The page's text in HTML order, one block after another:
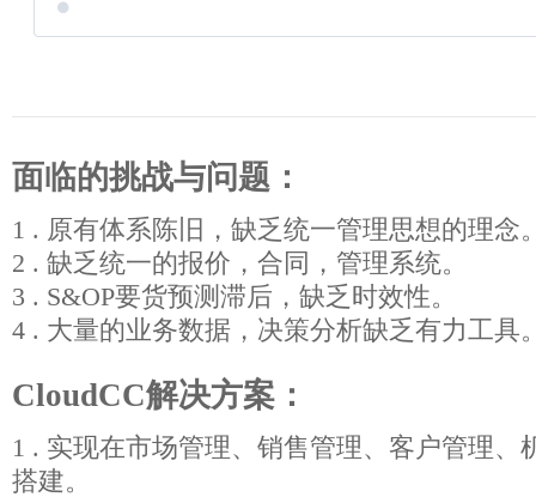
面临的挑战与问题：
1 . 原有体系陈旧，缺乏统一管理思想的理念
2 . 缺乏统一的报价，合同，管理系统。
3 . S&OP要货预测滞后，缺乏时效性。
4 . 大量的业务数据，决策分析缺乏有力工具
CloudCC解决方案：
1 . 实现在市场管理、销售管理、客户管理、
搭建。